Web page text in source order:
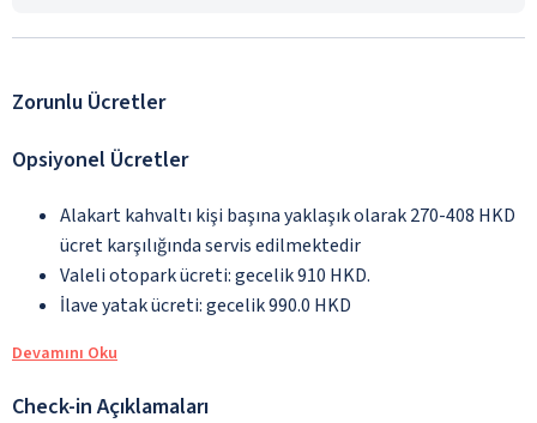
Zorunlu Ücretler
Opsiyonel Ücretler
Alakart kahvaltı kişi başına yaklaşık olarak 270-408 HKD
ücret karşılığında servis edilmektedir
Valeli otopark ücreti: gecelik 910 HKD.
İlave yatak ücreti: gecelik 990.0 HKD
Devamını Oku
Check-in Açıklamaları